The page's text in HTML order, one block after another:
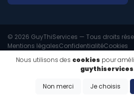
© 2026 GuyThiServices — Tous droits
Mentions légalesConfidentialitéCookies
ZONES D'INTERVENTION &
Nous utilisons des cookies pour
Non merci Je choisis